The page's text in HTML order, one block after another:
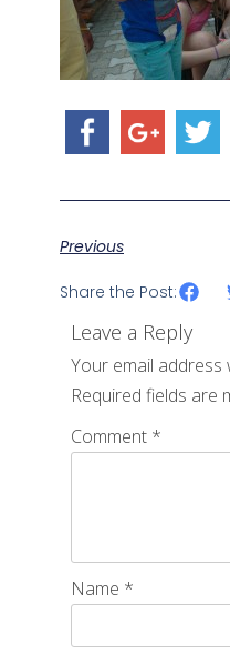
Previous
Share the Post:
Leave a Reply
Your email address
Required fields are
Comment *
Name *